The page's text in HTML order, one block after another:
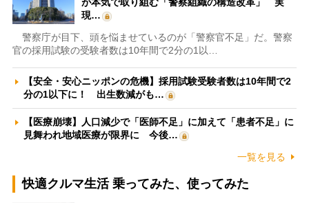
が本気で取り組む「警察組織の構造改革」 実
現…
警察庁が目下、頭を悩ませているのが「警察官不足」だ。警察
官の採用試験の受験者数は10年間で2分の1以…
【安全・安心ニッポンの危機】採用試験受験者数は10年間で2
分の1以下に！ 出生数減がも…
【医療崩壊】人口減少で「医師不足」に加えて「患者不足」に
見舞われ地域医療が限界に 今後…
一覧を見る
快適クルマ生活 乗ってみた、使ってみた